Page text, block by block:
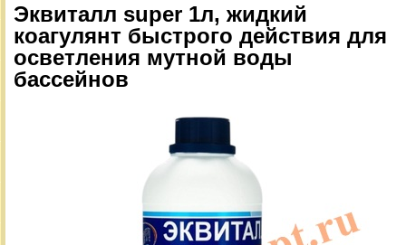
Эквиталл super 1л, жидкий
коагулянт быстрого действия для
осветления мутной воды
бассейнов